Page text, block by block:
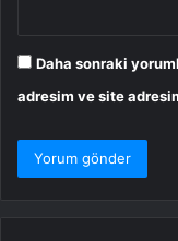
Daha sonraki
adresim ve site